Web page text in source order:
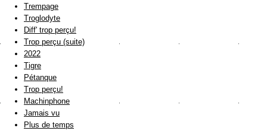
Trempage
Troglodyte
Diff' trop perçu!
Trop perçu (suite)
2022
Tigre
Pétanque
Trop perçu!
Machinphone
Jamais vu
Plus de temps